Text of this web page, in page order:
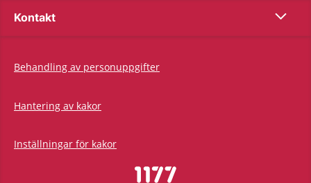
Kontakt Show
Behandling av personuppgifter
Hantering av kakor
Inställningar för kakor